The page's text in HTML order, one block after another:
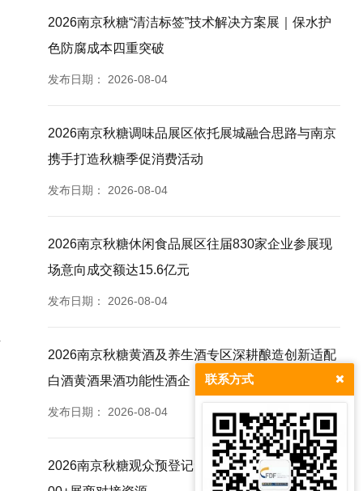
2026南京秋糖“清洁标签”技术解决方案展｜保水护
色防腐成本四重突破
发布日期： 2026-08-04
2026南京秋糖调味品展区依托展城融合思路与南京
携手打造秋糖季促消费活动
发布日期： 2026-08-04
2026南京秋糖休闲食品展区往届830家企业参展现
场意向成交额达15.6亿元
发布日期： 2026-08-04
2026南京秋糖黄酒及养生酒专区深耕酿造创新适配
白酒黄酒果酒功能性酒企
发布日期： 2026-08-04
2026南京秋糖观众预登记免票福利提前登记锁定35
联系方式